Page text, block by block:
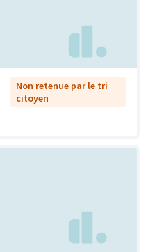
Non retenue par le tri
citoyen